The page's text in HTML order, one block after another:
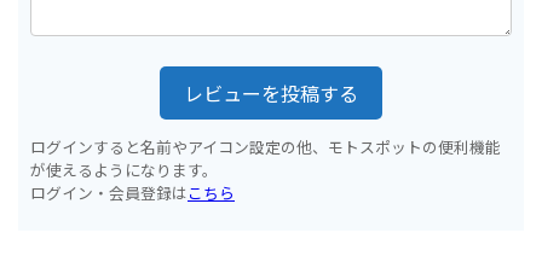
レビューを投稿する
ログインすると名前やアイコン設定の他、モトスポットの便利機能
が使えるようになります。
ログイン・会員登録はこちら